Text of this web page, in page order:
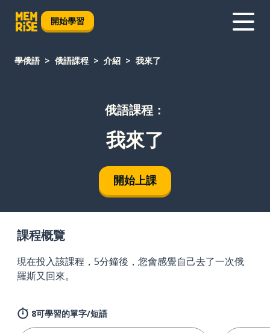
開始學習
學俄語 俄語課程 介紹 我來了
俄語課程：
我來了
開始上課
課程概覽
現在投入該課程，5分鐘後，您會感覺自己去了一次俄
羅斯又回來。
8可學習的單字/短語